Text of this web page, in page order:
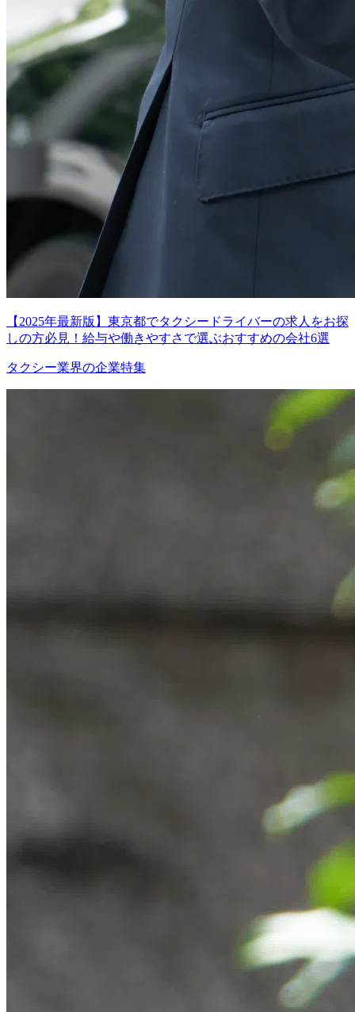
【2025年最新版】東京都でタクシードライバーの求人をお探
しの方必見！給与や働きやすさで選ぶおすすめの会社6選
タクシー業界の企業特集